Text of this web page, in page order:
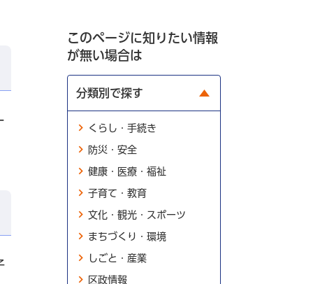
このページに知りたい情報
が無い場合は
分類別で探す
くらし・手続き
防災・安全
健康・医療・福祉
子育て・教育
文化・観光・スポーツ
まちづくり・環境
しごと・産業
区政情報